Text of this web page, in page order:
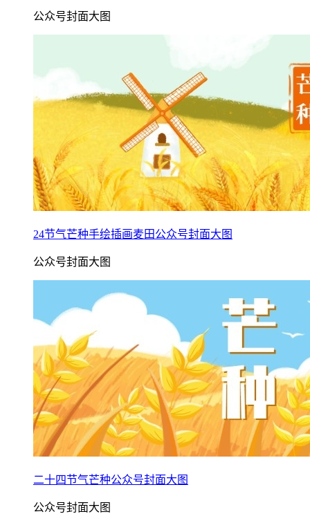
公众号封面大图
24节气芒种手绘插画麦田公众号封面大图
公众号封面大图
二十四节气芒种公众号封面大图
公众号封面大图